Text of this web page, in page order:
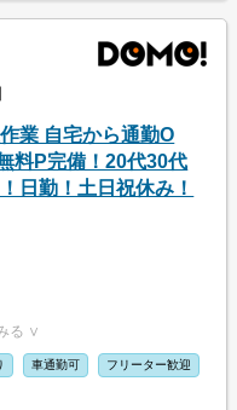
業 自宅から通勤O
料P完備！20代30代
日勤！土日祝休み！
る ∨
車通勤可 フリーター歓迎